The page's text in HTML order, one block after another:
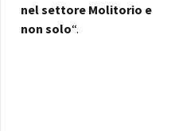
nel settore Molitorio e
non solo“.